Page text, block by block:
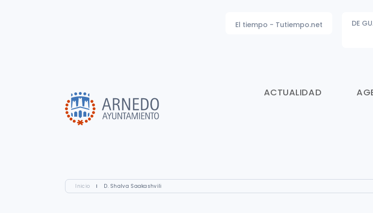
DE
El tiempo - Tutiempo.net
ACTUALIDAD
Inicio I D. Shalva Saakashvili